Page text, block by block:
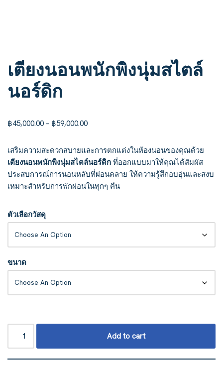
เตียงนอนพนักพิงนุ่มสไตล์
นอร์ดิก
฿45,000.00 – ฿59,000.00
เสริมความสะดวกสบายและการตกแต่งในห้องนอนของคุณด้วย
เตียงนอนพนักพิงนุ่มสไตล์นอร์ดิก ที่ออกแบบมาให้คุณได้สัมผัส
ประสบการณ์การนอนหลับที่ผ่อนคลาย ให้ความรู้สึกอบอุ่นและสงบ
เหมาะสำหรับการพักผ่อนในทุกๆ คืน
ตัวเลือกวัสดุ
ขนาด
Add to cart